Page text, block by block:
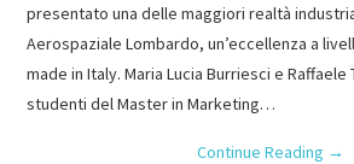
presentato una delle maggiori realtà
Aerospaziale Lombardo, un’eccellenza a
made in Italy. Maria Lucia Burriesci e
studenti del Master in Marketing…
Continue Reading →